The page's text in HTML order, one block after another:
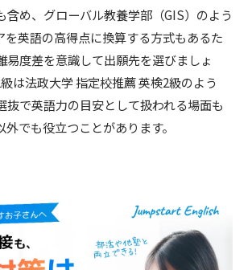
含め、グローバル教養学部（GIS）のよう
を英語の高得点に換算する方式もあるた
易度差を意識して出願先を選びましょ
は法政大学 指定校推薦 英検2級のよう
抜で英語力の目安として扱われる場面も
でも役立つことがあります。